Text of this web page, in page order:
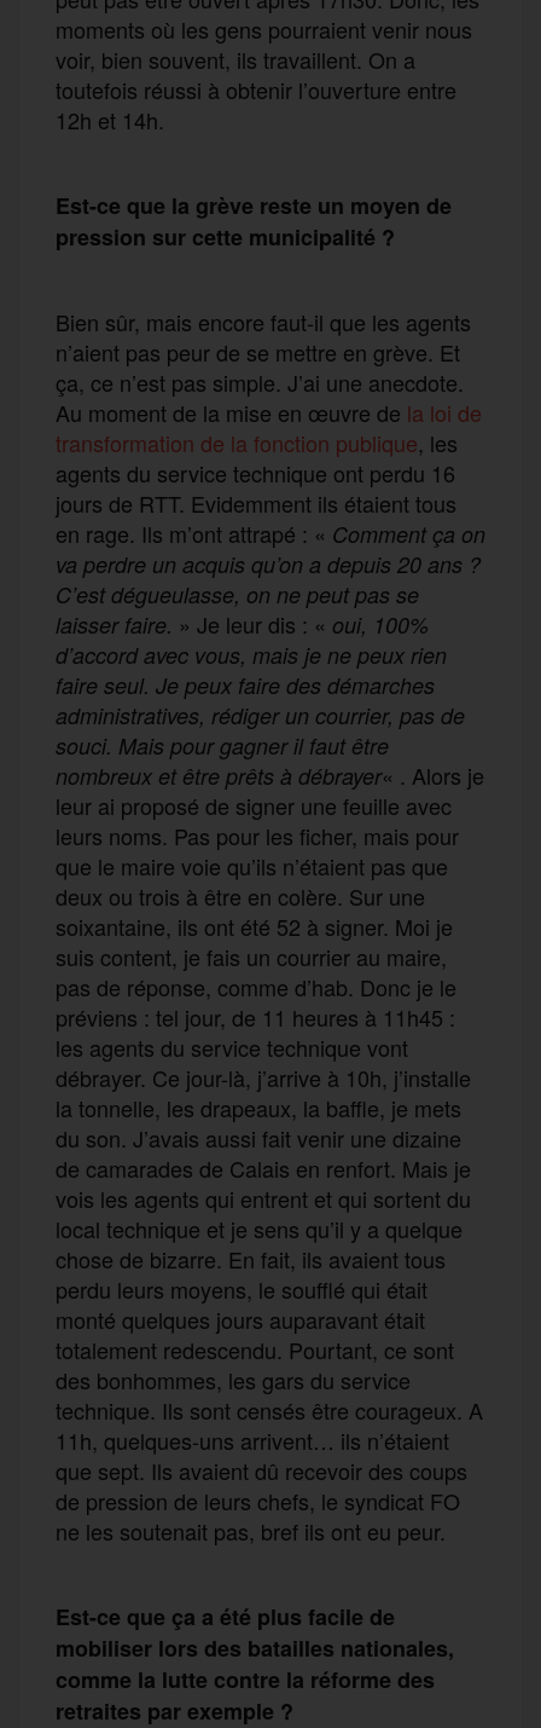
moments où les gens pourraient venir nous
voir, bien souvent, ils travaillent. On a
toutefois réussi à obtenir l’ouverture entre
12h et 14h.
Est-ce que la grève reste un moyen de
pression sur cette municipalité ?
Bien sûr, mais encore faut-il que les agents
n’aient pas peur de se mettre en grève. Et
ça, ce n’est pas simple. J’ai une anecdote.
Au moment de la mise en œuvre de la loi de
transformation de la fonction publique, les
agents du service technique ont perdu 16
jours de RTT. Evidemment ils étaient tous
en rage. Ils m’ont attrapé : « Comment ça on
va perdre un acquis qu’on a depuis 20 ans ?
C’est dégueulasse, on ne peut pas se
laisser faire. » Je leur dis : « oui, 100%
d’accord avec vous, mais je ne peux rien
faire seul. Je peux faire des démarches
administratives, rédiger un courrier, pas de
souci. Mais pour gagner il faut être
nombreux et être prêts à débrayer« . Alors je
leur ai proposé de signer une feuille avec
leurs noms. Pas pour les ficher, mais pour
que le maire voie qu’ils n’étaient pas que
deux ou trois à être en colère. Sur une
soixantaine, ils ont été 52 à signer. Moi je
suis content, je fais un courrier au maire,
pas de réponse, comme d’hab. Donc je le
préviens : tel jour, de 11 heures à 11h45 :
les agents du service technique vont
débrayer. Ce jour-là, j’arrive à 10h, j’installe
la tonnelle, les drapeaux, la baffle, je mets
du son. J’avais aussi fait venir une dizaine
de camarades de Calais en renfort. Mais je
vois les agents qui entrent et qui sortent du
local technique et je sens qu’il y a quelque
chose de bizarre. En fait, ils avaient tous
perdu leurs moyens, le soufflé qui était
monté quelques jours auparavant était
totalement redescendu. Pourtant, ce sont
des bonhommes, les gars du service
technique. Ils sont censés être courageux. A
11h, quelques-uns arrivent… ils n’étaient
que sept. Ils avaient dû recevoir des coups
de pression de leurs chefs, le syndicat FO
ne les soutenait pas, bref ils ont eu peur.
Est-ce que ça a été plus facile de
mobiliser lors des batailles nationales,
comme la lutte contre la réforme des
retraites par exemple ?